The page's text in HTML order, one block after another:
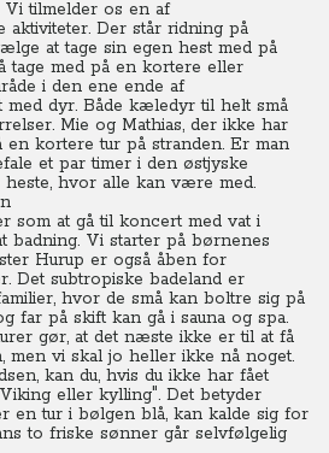
Vi tilmelder os en af
aktiviteter. Der står ridning på
at tage sin egen hest med på
tage med på en kortere eller
i den ene ende af
med dyr. Både kæledyr til helt små
Mie og Mathias, der ikke har
en kortere tur på stranden. Er man
et par timer i den østjyske
heste, hvor alle kan være med.
som at gå til koncert med vat i
badning. Vi starter på børnenes
Hurup er også åben for
Det subtropiske badeland er
hvor de små kan boltre sig på
far på skift kan gå i sauna og spa.
gør, at det næste ikke er til at få
men vi skal jo heller ikke nå noget.
kan du, hvis du ikke har fået
eller kylling". Det betyder
en tur i bølgen blå, kan kalde sig for
to friske sønner går selvfølgelig